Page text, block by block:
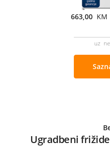
663,00
uz
Ugradbeni